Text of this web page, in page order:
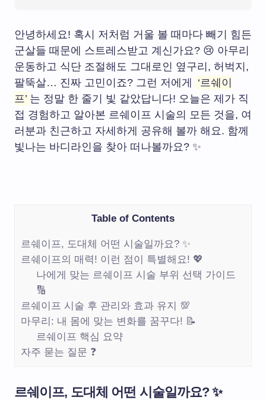
안녕하세요! 혹시 저처럼 거울 볼 때마다 빼기 힘든
군살들 때문에 스트레스받고 계신가요? 😢 아무리
운동하고 식단 조절해도 그대로인 옆구리, 허벅지,
팔뚝살… 진짜 고민이죠? 그런 저에게 ‘르쉐이
프’ 는 정말 한 줄기 빛 같았답니다! 오늘은 제가 직
접 경험하고 알아본 르쉐이프 시술의 모든 것을, 여
러분과 친근하고 자세하게 공유해 볼까 해요. 함께
빛나는 바디라인을 찾아 떠나볼까요? ✨
Table of Contents
르쉐이프, 도대체 어떤 시술일까요? ✨
르쉐이프의 매력! 이런 점이 특별해요! 💖
나에게 맞는 르쉐이프 시술 부위 선택 가이드
🔢
르쉐이프 시술 후 관리와 효과 유지 💯
마무리: 내 몸에 맞는 변화를 꿈꾸다! 📝
르쉐이프 핵심 요약
자주 묻는 질문 ❓
르쉐이프, 도대체 어떤 시술일까요? ✨